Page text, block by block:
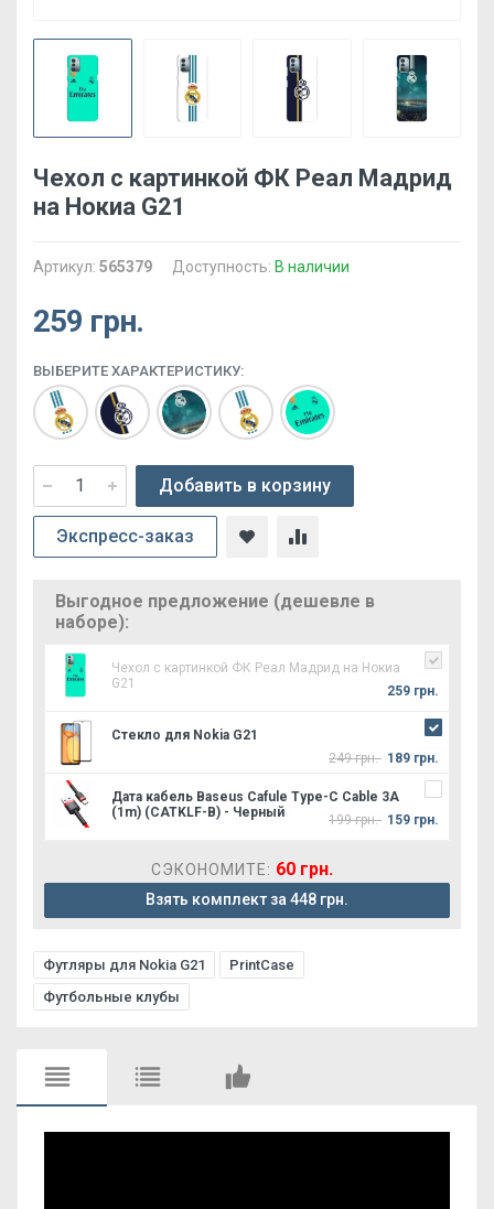
Чехол с картинкой ФК Реал Мадрид
на Нокиа G21
Артикул: 565379 Доступность: В наличии
259 грн.
ВЫБЕРИТЕ ХАРАКТЕРИСТИКУ:
Добавить в корзину
Экспресс-заказ
Выгодное предложение (дешевле в
наборе):
Чехол с картинкой ФК Реал Мадрид на Нокиа
G21
259 грн.
Стекло для Nokia G21
249 грн. 189 грн.
Дата кабель Baseus Cafule Type-C Cable 3A
(1m) (CATKLF-B) - Черный
199 грн. 159 грн.
СЭКОНОМИТЕ: 60 грн.
Взять комплект за 448 грн.
Футляры для Nokia G21
PrintCase
Футбольные клубы